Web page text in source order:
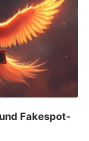
Fakespot-